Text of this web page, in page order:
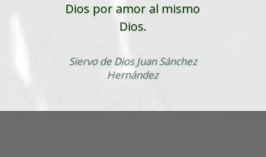
Dios por amor al mismo
Dios.
Siervo de Dios Juan Sánchez
Hernández